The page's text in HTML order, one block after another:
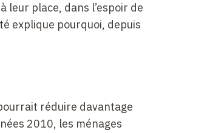
place, dans l’espoir de
explique pourquoi, depuis
réduire davantage
2010, les ménages